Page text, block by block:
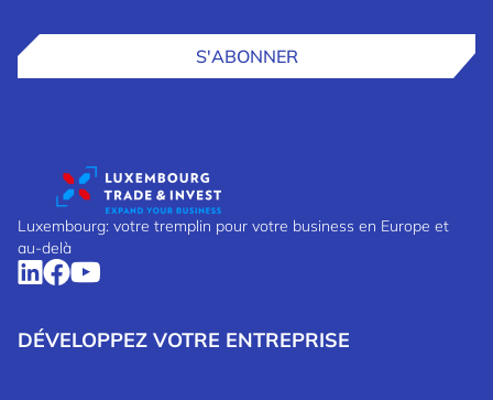
S'ABONNER
Luxembourg: votre tremplin pour votre business en Europe et
au-delà
DÉVELOPPEZ VOTRE ENTREPRISE